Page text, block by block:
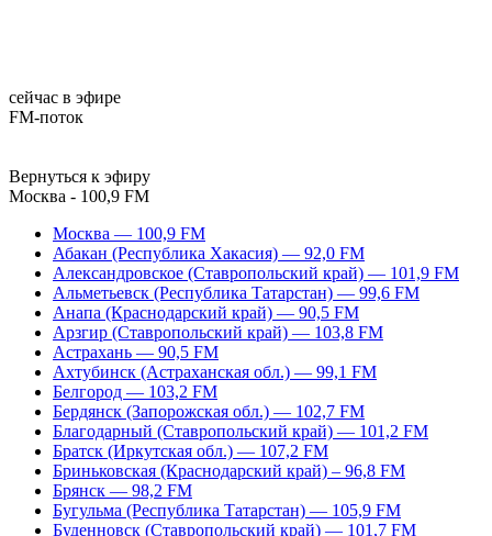
сейчас в эфире
FM-поток
Вернуться к эфиру
Москва - 100,9 FM
Москва — 100,9 FM
Абакан (Республика Хакасия) — 92,0 FM
Александровское (Ставропольский край) — 101,9 FM
Альметьевск (Республика Татарстан) — 99,6 FM
Анапа (Краснодарский край) — 90,5 FM
Арзгир (Ставропольский край) — 103,8 FM
Астрахань — 90,5 FM
Ахтубинск (Астраханская обл.) — 99,1 FM
Белгород — 103,2 FM
Бердянск (Запорожская обл.) — 102,7 FM
Благодарный (Ставропольский край) — 101,2 FM
Братск (Иркутская обл.) — 107,2 FM
Бриньковская (Краснодарский край) – 96,8 FM
Брянск — 98,2 FM
Бугульма (Республика Татарстан) — 105,9 FM
Буденновск (Ставропольский край) — 101,7 FM